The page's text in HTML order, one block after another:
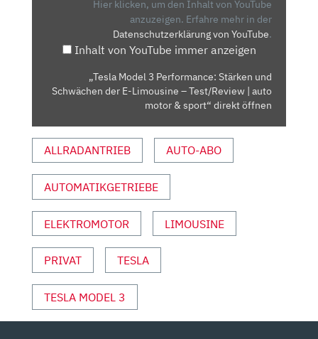
LIMOUSINE
|
AUTO
MOTOR
VON
YOUTUBE
ANZEIGEN
Hier klicken, um den Inhalt von YouTube
anzuzeigen. Erfahre mehr in der
Datenschutzerklärung von YouTube.
Inhalt von YouTube immer anzeigen
„Tesla Model 3 Performance: Stärken und
Schwächen der E-Limousine – Test/Review | auto
motor & sport“ direkt öffnen
ALLRADANTRIEB AUTO-ABO
AUTOMATIKGETRIEBE
ELEKTROMOTOR LIMOUSINE
PRIVAT TESLA
TESLA MODEL 3